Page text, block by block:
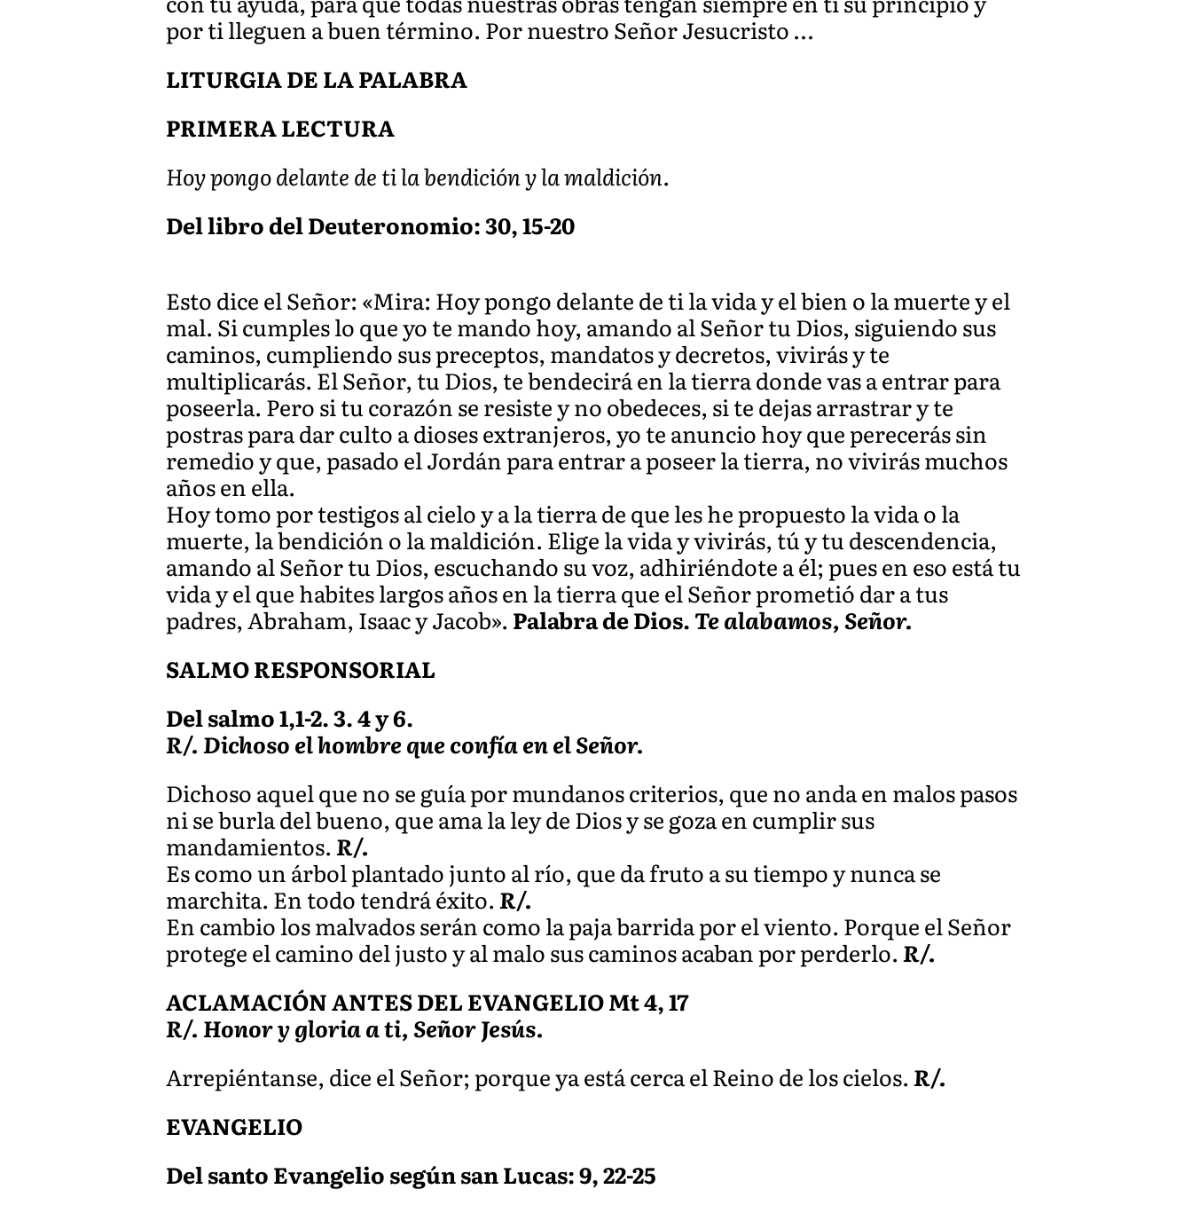
por ti lleguen a buen término. Por nuestro Señor Jesucristo …
LITURGIA DE LA PALABRA
PRIMERA LECTURA
Hoy pongo delante de ti la bendición y la maldición.
Del libro del Deuteronomio: 30, 15-20
Esto dice el Señor: «Mira: Hoy pongo delante de ti la vida y el bien o la muerte y el
mal. Si cumples lo que yo te mando hoy, amando al Señor tu Dios, siguiendo sus
caminos, cumpliendo sus preceptos, mandatos y decretos, vivirás y te
multiplicarás. El Señor, tu Dios, te bendecirá en la tierra donde vas a entrar para
poseerla. Pero si tu corazón se resiste y no obedeces, si te dejas arrastrar y te
postras para dar culto a dioses extranjeros, yo te anuncio hoy que perecerás sin
remedio y que, pasado el Jordán para entrar a poseer la tierra, no vivirás muchos
años en ella.
Hoy tomo por testigos al cielo y a la tierra de que les he propuesto la vida o la
muerte, la bendición o la maldición. Elige la vida y vivirás, tú y tu descendencia,
amando al Señor tu Dios, escuchando su voz, adhiriéndote a él; pues en eso está tu
vida y el que habites largos años en la tierra que el Señor prometió dar a tus
padres, Abraham, Isaac y Jacob». Palabra de Dios.Te alabamos, Señor.
SALMO RESPONSORIAL
Del salmo 1,1-2. 3. 4 y 6.
R/. Dichoso el hombre que confía en el Señor.
Dichoso aquel que no se guía por mundanos criterios, que no anda en malos pasos
ni se burla del bueno, que ama la ley de Dios y se goza en cumplir sus
mandamientos.R/.
Es como un árbol plantado junto al río, que da fruto a su tiempo y nunca se
marchita. En todo tendrá éxito.R/.
En cambio los malvados serán como la paja barrida por el viento. Porque el Señor
protege el camino del justo y al malo sus caminos acaban por perderlo.R/.
ACLAMACIÓN ANTES DEL EVANGELIO Mt 4, 17
R/. Honor y gloria a ti, Señor Jesús.
Arrepiéntanse, dice el Señor; porque ya está cerca el Reino de los cielos.R/.
EVANGELIO
Del santo Evangelio según san Lucas: 9, 22-25